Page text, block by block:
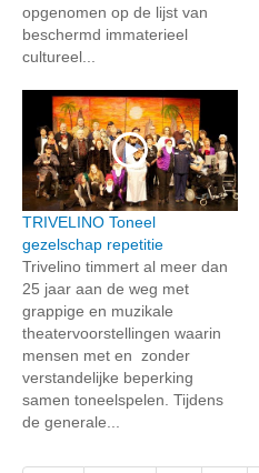
opgenomen op de lijst van
beschermd immaterieel
cultureel...
TRIVELINO Toneel
gezelschap repetitie
Trivelino timmert al meer dan
25 jaar aan de weg met
grappige en muzikale
theatervoorstellingen waarin
mensen met en zonder
verstandelijke beperking
samen toneelspelen. Tijdens
de generale...